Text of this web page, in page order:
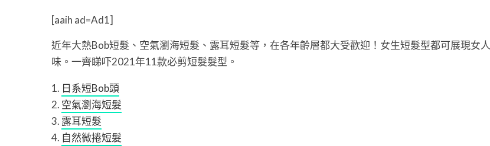
[aaih ad=Ad1]
近年大熱Bob短髮、空氣瀏海短髮、露耳短髮等，在各年齡層都大受歡迎！女生短髮型都可展現女人
味。一齊睇吓2021年11款必剪短髮髮型。
日系短Bob頭
空氣瀏海短髮
露耳短髮
自然微捲短髮